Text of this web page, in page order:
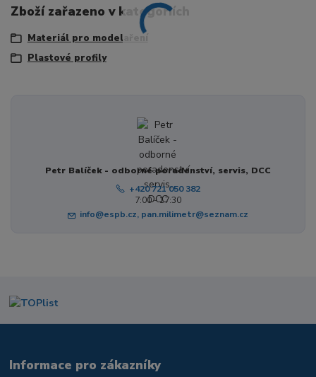
Zboží zařazeno v kategoriích
Materiál pro modelaření
Plastové profily
Petr Balíček - odborné poradenství, servis, DCC
+420 721 050 382
7:00 - 17:30
info@espb.cz, pan.milimetr@seznam.cz
Informace pro zákazníky